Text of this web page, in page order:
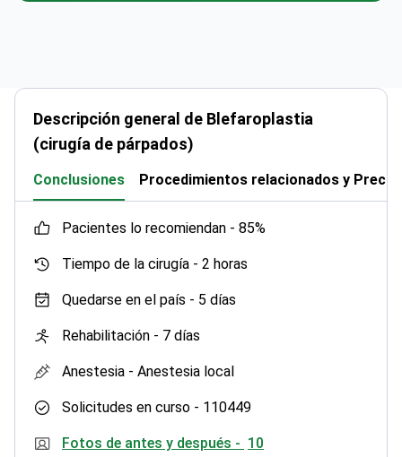
Descripción general de Blefaroplastia
(cirugía de párpados)
Conclusiones Procedimientos relacionados y
pacientes lo recomiendan - 85%
Tiempo de la cirugía - 2 horas
Quedarse en el país - 5 días
Rehabilitación - 7 días
Anestesia - Anestesia local
Solicitudes en curso - 110449
Fotos de antes y después - 10